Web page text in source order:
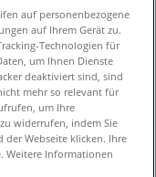
in Bremen
auf personenbezogene
auf Ihrem Gerät zu.
Technologien für
um Ihnen Dienste
deaktiviert sind, sind
mehr so relevant für
um Ihre
widerrufen, indem Sie
der Webseite klicken. Ihre
Weitere Informationen